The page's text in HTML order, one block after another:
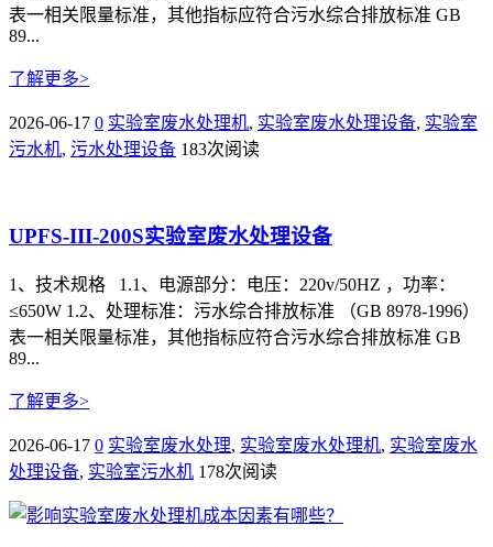
表一相关限量标准，其他指标应符合污水综合排放标准 GB
89...
了解更多>
2026-06-17 0 实验室废水处理机, 实验室废水处理设备, 实验室
污水机, 污水处理设备 183次阅读
UPFS-III-200S实验室废水处理设备
1、技术规格 1.1、电源部分：电压：220v/50HZ ，功率：
≤650W 1.2、处理标准：污水综合排放标准 （GB 8978-1996）
表一相关限量标准，其他指标应符合污水综合排放标准 GB
89...
了解更多>
2026-06-17 0 实验室废水处理, 实验室废水处理机, 实验室废水
处理设备, 实验室污水机 178次阅读